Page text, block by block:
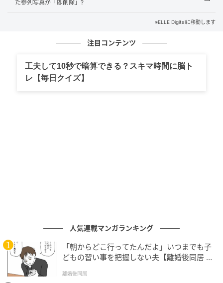
た参列写真が「即削除」?
※ELLE Digitalに移動します
注目コンテンツ
工夫して10秒で暗算できる？スキマ時間に脳ト
レ【毎日クイズ】
人気連載マンガランキング
「朝からどこ行ってたんだよ」いつまでも子
どもの習い事を把握しない夫【離婚後同居 Vo
離婚後同居